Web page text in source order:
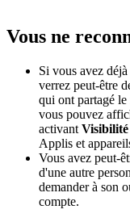
Vous ne
Si vous avez
verrez peut-être
qui ont partagé
vous pouvez
activant Visibilité
Applis et
Vous avez peut-
d'une autre
demander à son
compte.